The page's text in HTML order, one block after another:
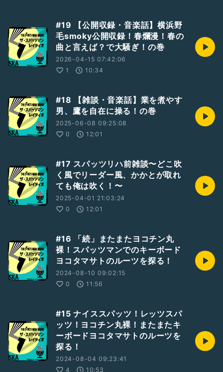
#19 【公開収録・音楽話】横浜野
毛smoky公開収録！春爛漫！春の
曲と言えば？で大騒ぎ！の巻
2026-04-15 07:42:06
1
10:34
#18 【雑談・音楽話】業を煮やす
男、鷹を自在に操る！の巻
2025-06-08 09:25:08
0
12:01
#17 スパッツリハ前雑談〜どこ吹
く風でリーダー風、かかとが取れ
ても俺は吹く！〜
2025-04-01 21:03:24
0
12:01
#16 「続」またまたヨコチン丸
裸！スパッツマンでのキーボード
ヨコタマサトのルーツを探る！
2024-08-10 09:02:15
0
11:56
#15 ナイススパッツ！レッツスパ
ッツ！ヨコチン丸裸！またまたキ
ーボードヨコタマサトのルーツを
探る！
2024-08-04 09:23:41
4
10:53